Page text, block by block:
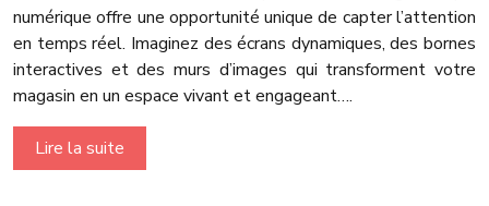
numérique offre une opportunité unique de capter l’attention
en temps réel. Imaginez des écrans dynamiques, des bornes
interactives et des murs d’images qui transforment votre
magasin en un espace vivant et engageant….
Lire la suite